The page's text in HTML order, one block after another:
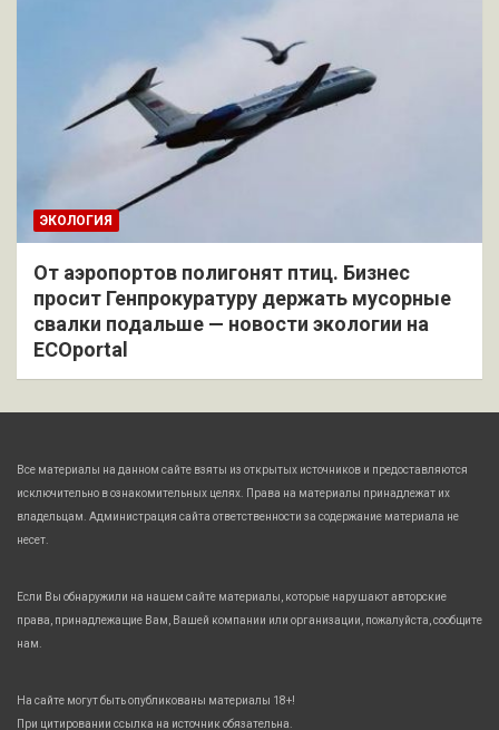
ЭКОЛОГИЯ
От аэропортов полигонят птиц. Бизнес
просит Генпрокуратуру держать мусорные
свалки подальше — новости экологии на
ECOportal
Все материалы на данном сайте взяты из открытых источников и предоставляются
исключительно в ознакомительных целях. Права на материалы принадлежат их
владельцам. Администрация сайта ответственности за содержание материала не
несет.
Если Вы обнаружили на нашем сайте материалы, которые нарушают авторские
права, принадлежащие Вам, Вашей компании или организации, пожалуйста, сообщите
нам.
На сайте могут быть опубликованы материалы 18+!
При цитировании ссылка на источник обязательна.